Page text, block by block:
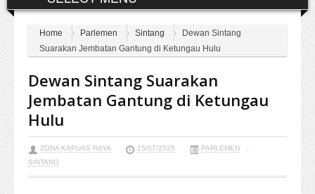
Home Parlemen Sintang
Dewan Sintang
Suarakan Jembatan Gantung di Ketungau Hulu
Dewan Sintang Suarakan
Jembatan Gantung di Ketungau
Hulu
ZONA KAPUAS RAYA 25/07/2025 PARLEMEN
SINTANG